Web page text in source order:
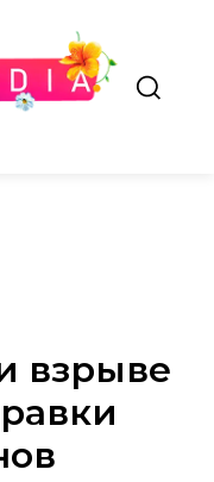
взрыве